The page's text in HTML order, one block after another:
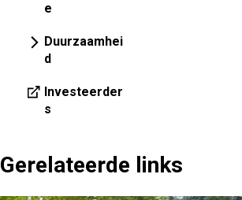
e
Duurzaamhei
d
Investeerder
s
Gerelateerde links